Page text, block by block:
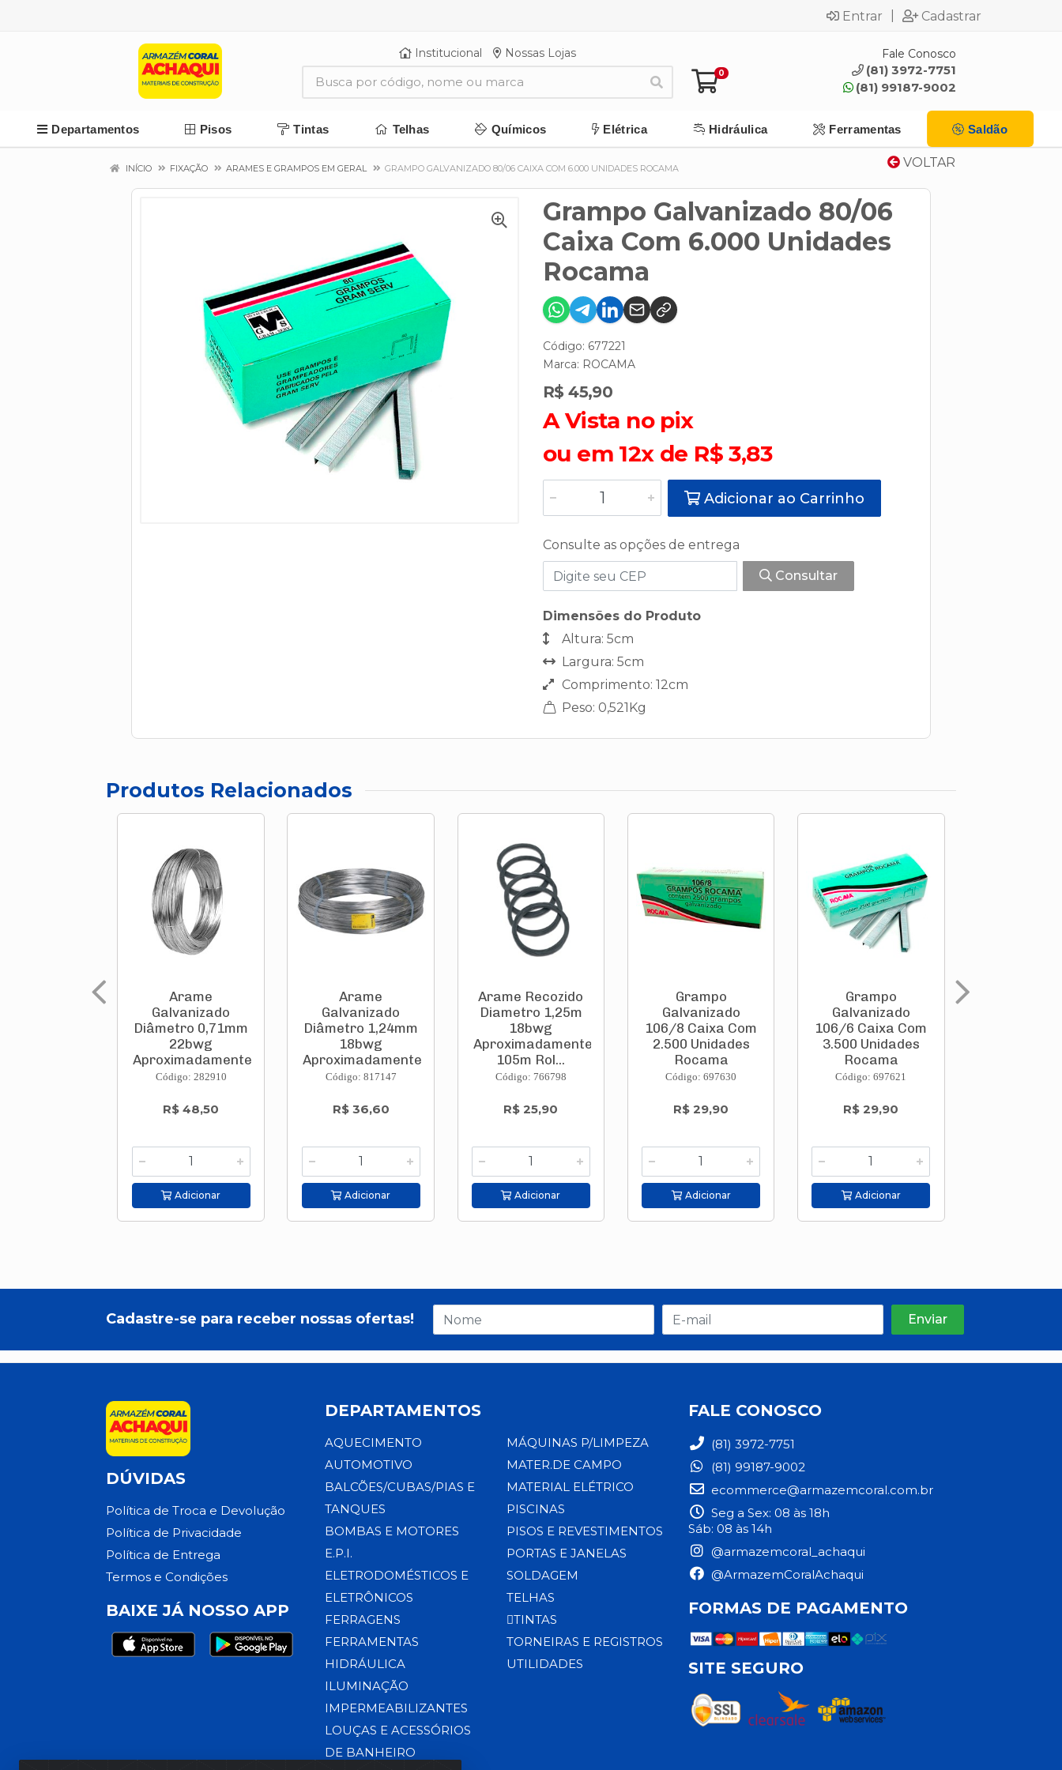
Entrar Cadastrar
Institucional Nossas Lojas
0
Fale Conosco
(81) 3972-7751
(81) 99187-9002
Departamentos Pisos Tintas Telhas Químicos Elétrica Hidráulica Ferramentas Saldão
VOLTAR
INÍCIO FIXAÇÃO ARAMES E GRAMPOS EM GERAL GRAMPO GALVANIZADO 80/06 CAIXA COM 6.000 UNIDADES ROCAMA
Grampo Galvanizado 80/06
Caixa Com 6.000 Unidades
Rocama
Código: 677221
Marca: ROCAMA
R$ 45,90
A Vista no pix
ou em 12x de R$ 3,83
Adicionar ao Carrinho
Consulte as opções de entrega
Consultar
Dimensões do Produto
Altura: 5cm
Largura: 5cm
Comprimento: 12cm
Peso: 0,521Kg
Produtos Relacionados
Arame
Galvanizado
Diâmetro 0,71mm
22bwg
Aproximadamente
322m...
Código: 282910
R$ 48,50
Adicionar
Arame
Galvanizado
Diâmetro 1,24mm
18bwg
Aproximadamente
105m...
Código: 817147
R$ 36,60
Adicionar
Arame Recozido
Diametro 1,25m
18bwg
Aproximadamente
105m Rol...
Código: 766798
R$ 25,90
Adicionar
Grampo
Galvanizado
106/8 Caixa Com
2.500 Unidades
Rocama
Código: 697630
R$ 29,90
Adicionar
Grampo
Galvanizado
106/6 Caixa Com
3.500 Unidades
Rocama
Código: 697621
R$ 29,90
Adicionar
Cadastre-se para receber nossas ofertas!
DÚVIDAS
Política de Troca e Devolução
Política de Privacidade
Política de Entrega
Termos e Condições
BAIXE JÁ NOSSO APP
DEPARTAMENTOS
AQUECIMENTO
AUTOMOTIVO
BALCÕES/CUBAS/PIAS E
TANQUES
BOMBAS E MOTORES
E.P.I.
ELETRODOMÉSTICOS E
ELETRÔNICOS
FERRAGENS
FERRAMENTAS
HIDRÁULICA
ILUMINAÇÃO
IMPERMEABILIZANTES
LOUÇAS E ACESSÓRIOS
DE BANHEIRO
MÁQUINAS P/LIMPEZA
MATER.DE CAMPO
MATERIAL ELÉTRICO
PISCINAS
PISOS E REVESTIMENTOS
PORTAS E JANELAS
SOLDAGEM
TELHAS
TINTAS
TORNEIRAS E REGISTROS
UTILIDADES
FALE CONOSCO
(81) 3972-7751
(81) 99187-9002
ecommerce@armazemcoral.com.br
Seg a Sex: 08 às 18h
Sáb: 08 às 14h
@armazemcoral_achaqui
@ArmazemCoralAchaqui
FORMAS DE PAGAMENTO
SITE SEGURO